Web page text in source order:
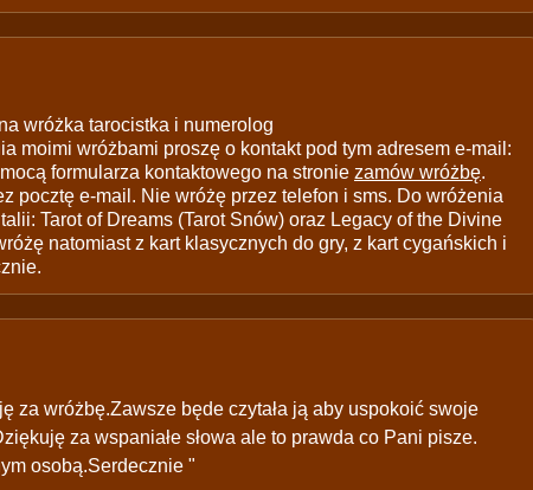
wróżka tarocistka i numerolog
moimi wróżbami proszę o kontakt pod tym adresem e-mail:
formularza kontaktowego na stronie zamów wróżbę.
pocztę e-mail. Nie wróżę przez telefon i sms. Do wróżenia
Tarot of Dreams (Tarot Snów) oraz Legacy of the Divine
natomiast z kart klasycznych do gry, z kart cygańskich i
za wróżbę.Zawsze będe czytała ją aby uspokoić swoje
za wspaniałe słowa ale to prawda co Pani pisze.
osobą.Serdecznie "